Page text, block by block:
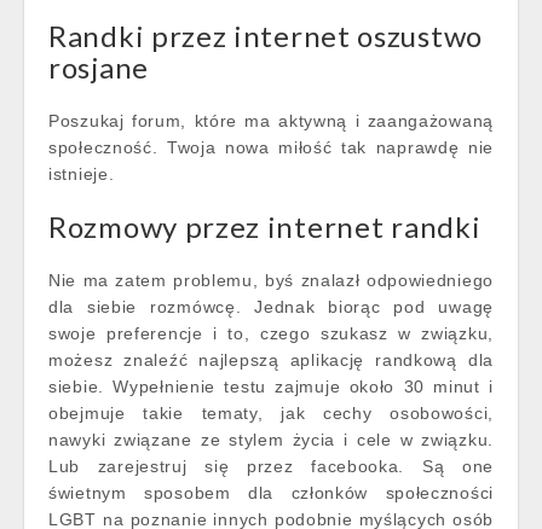
Randki przez internet oszustwo
rosjane
Poszukaj forum, które ma aktywną i zaangażowaną
społeczność. Twoja nowa miłość tak naprawdę nie
istnieje.
Rozmowy przez internet randki
Nie ma zatem problemu, byś znalazł odpowiedniego
dla siebie rozmówcę. Jednak biorąc pod uwagę
swoje preferencje i to, czego szukasz w związku,
możesz znaleźć najlepszą aplikację randkową dla
siebie. Wypełnienie testu zajmuje około 30 minut i
obejmuje takie tematy, jak cechy osobowości,
nawyki związane ze stylem życia i cele w związku.
Lub zarejestruj się przez facebooka. Są one
świetnym sposobem dla członków społeczności
LGBT na poznanie innych podobnie myślących osób